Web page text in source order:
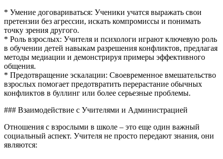
* Умение договариваться: Ученики учатся выражать свои
претензии без агрессии, искать компромиссы и понимать
точку зрения другого.
* Роль взрослых: Учителя и психологи играют ключевую роль
в обучении детей навыкам разрешения конфликтов, предлагая
методы медиации и демонстрируя примеры эффективного
общения.
* Предотвращение эскалации: Своевременное вмешательство
взрослых помогает предотвратить перерастание обычных
конфликтов в буллинг или более серьезные проблемы.
### Взаимодействие с Учителями и Администрацией
Отношения с взрослыми в школе – это еще один важный
социальный аспект. Учителя не просто передают знания, они
являются: